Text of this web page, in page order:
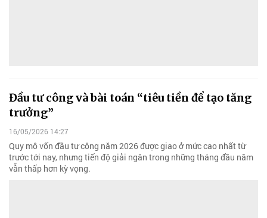
Đầu tư công và bài toán “tiêu tiền để tạo tăng
trưởng”
16/05/2026 14:27
Quy mô vốn đầu tư công năm 2026 được giao ở mức cao nhất từ
trước tới nay, nhưng tiến độ giải ngân trong những tháng đầu năm
vẫn thấp hơn kỳ vọng.